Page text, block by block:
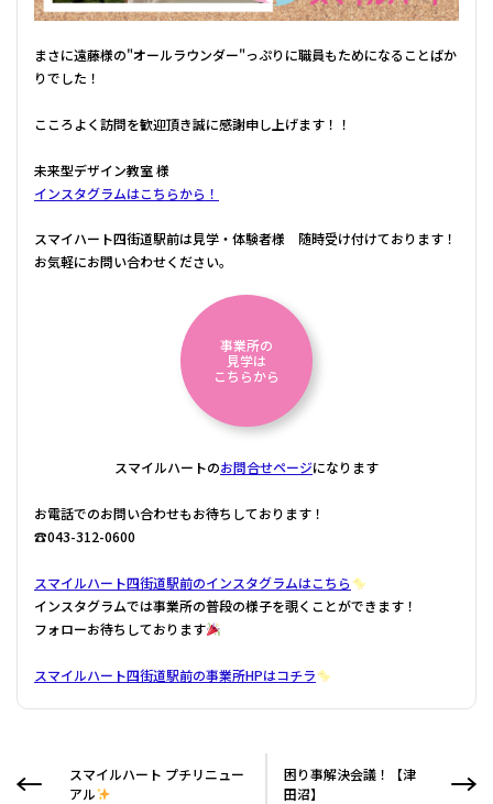
まさに遠藤様の"オールラウンダー"っぷりに職員もためになることばか
りでした！
こころよく訪問を歓迎頂き誠に感謝申し上げます！！
未来型デザイン教室 様
インスタグラムはこちらから！
スマイハート四街道駅前は見学・体験者様 随時受け付けております！
お気軽にお問い合わせください。
事業所の
見学は
こちらから
スマイルハートのお問合せページになります
お電話でのお問い合わせもお待ちしております！
☎043-312-0600
スマイルハート四街道駅前のインスタグラムはこちら
インスタグラムでは事業所の普段の様子を覗くことができます！
フォローお待ちしております
スマイルハート四街道駅前の事業所HPはコチラ
スマイルハート プチリニュー
アル
困り事解決会議！【津
田沼】